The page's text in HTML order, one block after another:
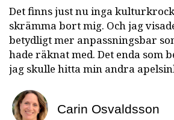
Det finns just nu inga
skrämma bort mig. Och jag
betydligt mer anpassningsbar
hade räknat med. Det enda som
jag skulle hitta min andra
Carin Osvaldsson